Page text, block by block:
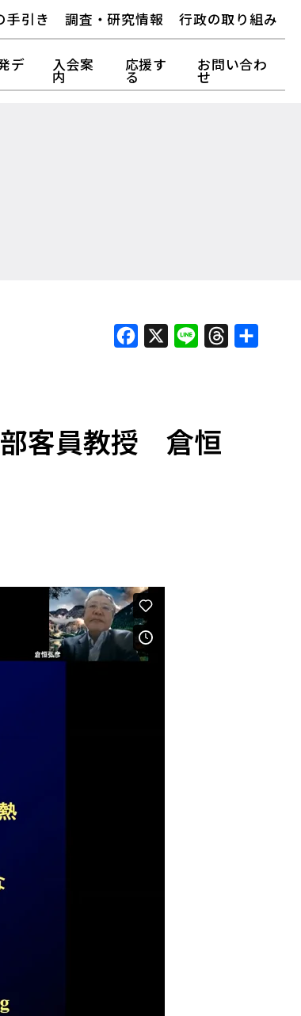
手引き 調査・研究情報 行政の取り組み
デ 入会案
内
応援す
る
お問い合わ
せ
Facebook Line Threads
客員教授 倉恒